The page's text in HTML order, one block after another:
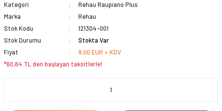
Kategori
Rehau Raupiano Plus
Marka
Rehau
Stok Kodu
121304-001
Stok Durumu
Stokta Var
Fiyat
9,00 EUR + KDV
*60,64 TL den başlayan taksitlerle!